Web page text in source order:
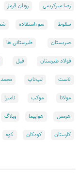
رضا میرکریمی روبان قرمز
سقوط سوءاستفاده
صربستان طبرستانی ها
فولاد طبرستان فیل
لاست لپ‌تاپ
مولانا موکب نامیرا
هرمس هواپيما وبلاگ
کارستان کودکان کوه